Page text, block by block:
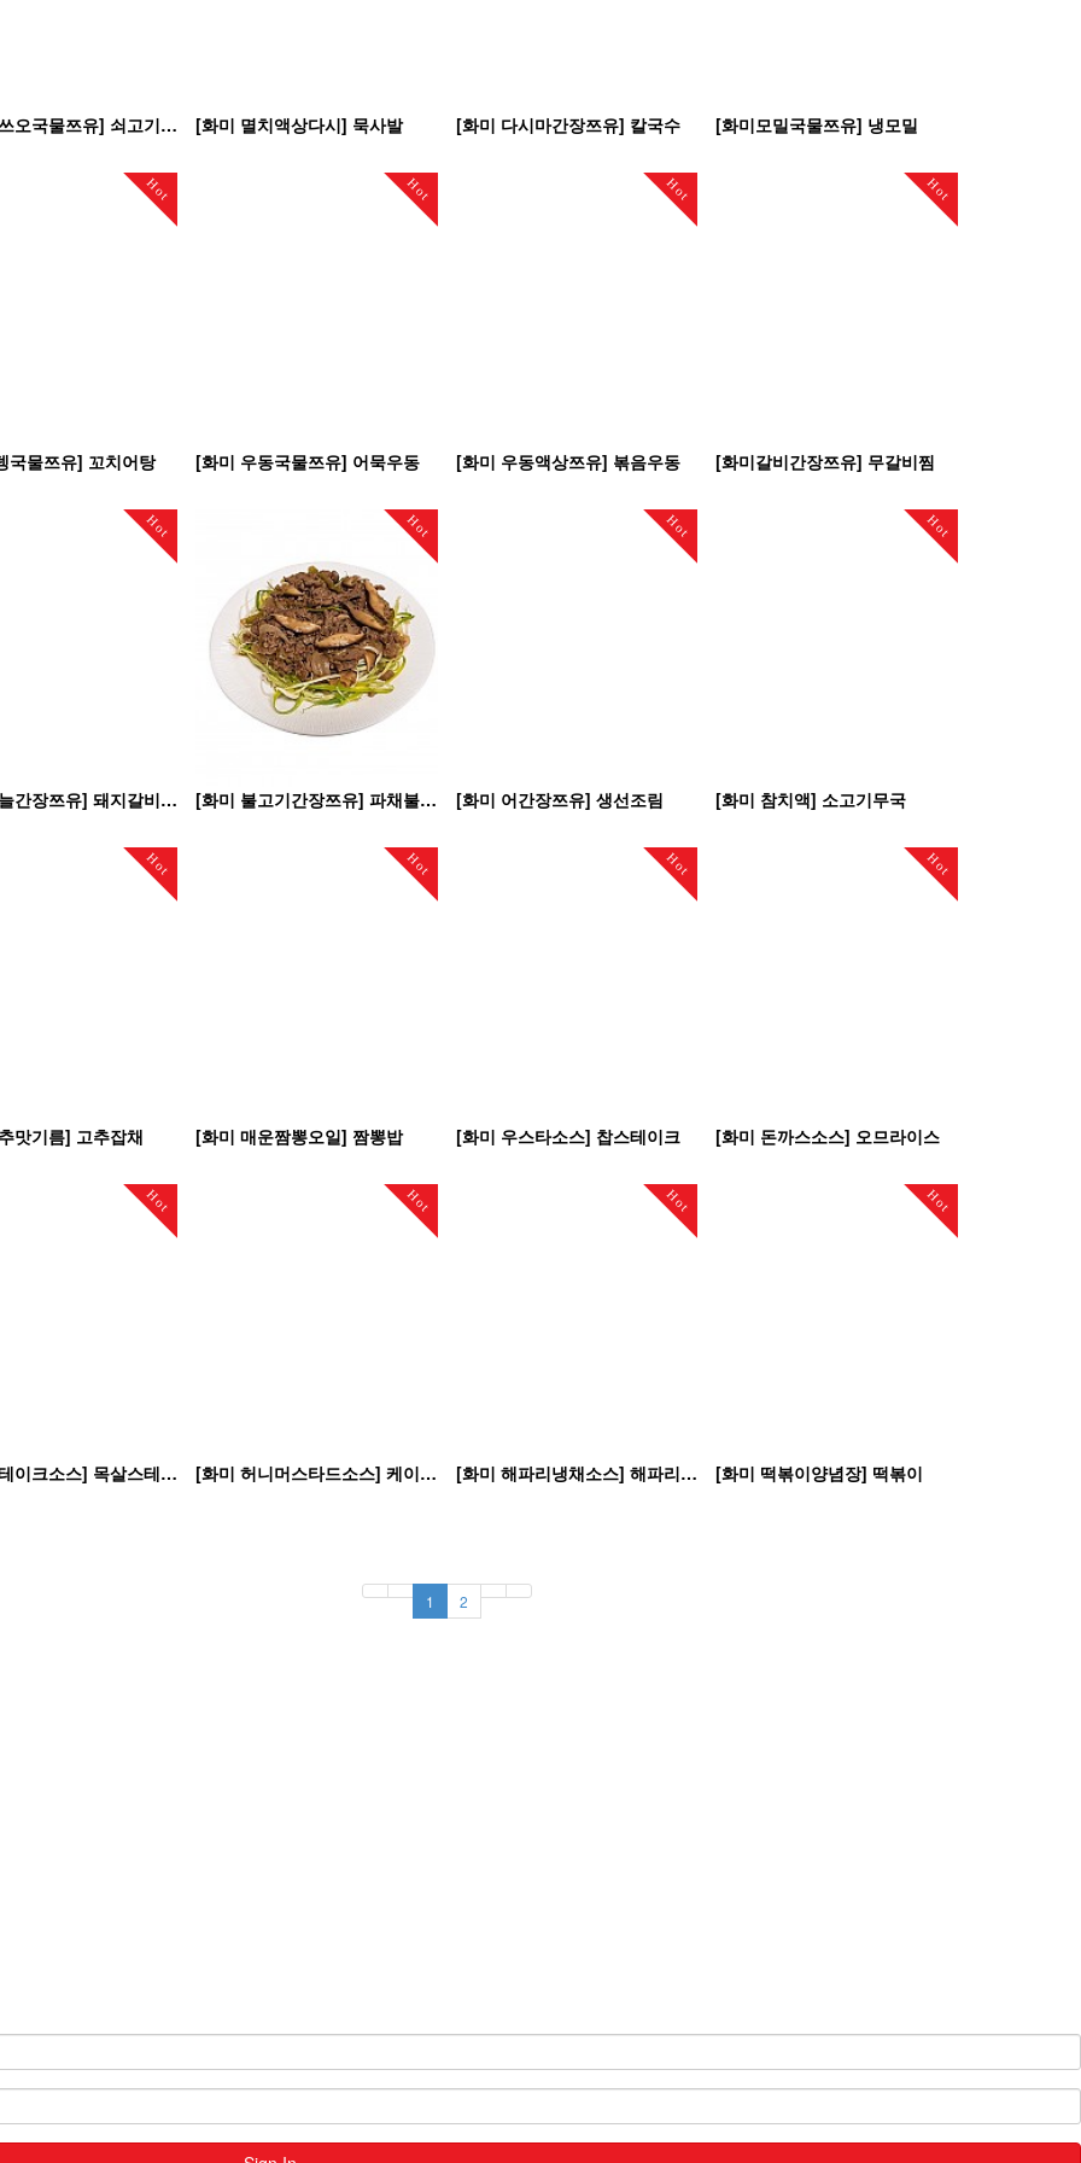
[화미 가쓰오국물쯔유] 쇠고기덮밥 [화미 멸치액상다시] 묵사발 [화미 다시마간장쯔유] 칼국수 [화미모밀국물쯔유] 냉모밀
Hot
국물쯔유] 꼬치어탕
Hot
[화미 우동국물쯔유] 어묵우동
Hot
[화미 우동액상쯔유] 볶음우동
Hot
[화미갈비간장쯔유] 무갈비찜
Hot
[화미 마늘간장쯔유] 돼지갈비구이
Hot
[화미 불고기간장쯔유] 파채불고기
Hot
[화미 어간장쯔유] 생선조림
Hot
[화미 참치액] 소고기무국
Hot
맛기름] 고추잡채
Hot
[화미 매운짬뽕오일] 짬뽕밥
Hot
[화미 우스타소스] 찹스테이크
Hot
[화미 돈까스소스] 오므라이스
Hot
[화미 스테이크소스] 목살스테이크
Hot
[화미 허니머스타드소스] 케이준샐러드
Hot
[화미 해파리냉채소스] 해파리냉채
Hot
[화미 떡볶이양념장] 떡볶이
1 2